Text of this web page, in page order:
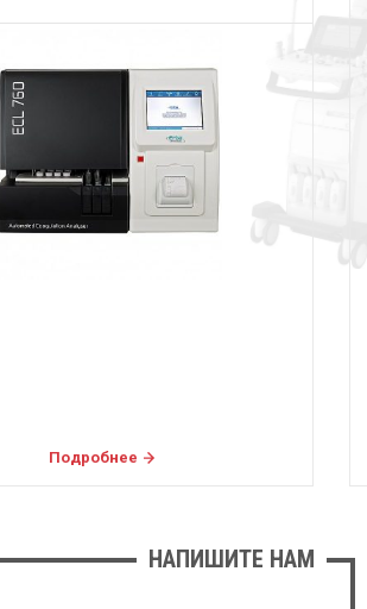
Подробнее
НАПИШИТЕ НАМ